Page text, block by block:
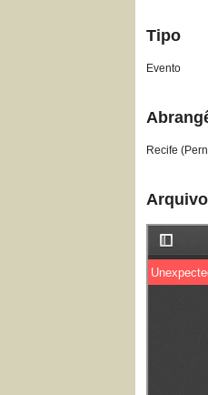
Tipo
Evento
Recife